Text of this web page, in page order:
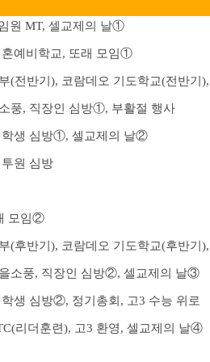
원 MT, 셀교제의 날①
혼예비학교, 또래 모임①
(전반기), 코람데오 기도학교(전반기
풍, 직장인 심방①, 부활절 행사
학생 심방①, 셀교제의 날②
원 심방
모임②
(후반기), 코람데오 기도학교(후반기
소풍, 직장인 심방②, 셀교제의 날③
생 심방②, 정기총회, 고3 수능 위로
리더훈련), 고3 환영, 셀교제의 날④